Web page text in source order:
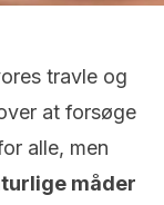
travle og
at forsøge
alle, men
måder